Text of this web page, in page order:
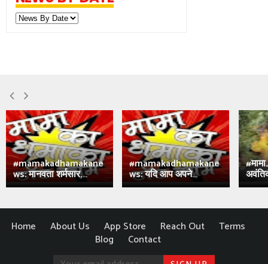
#mamakadhamakane
ws: मानवता शर्मसार,...
#mamakadhamakane
ws: यदि आप अपने...
Home About Us App Store Reach Out
Terms
Blog
Contact